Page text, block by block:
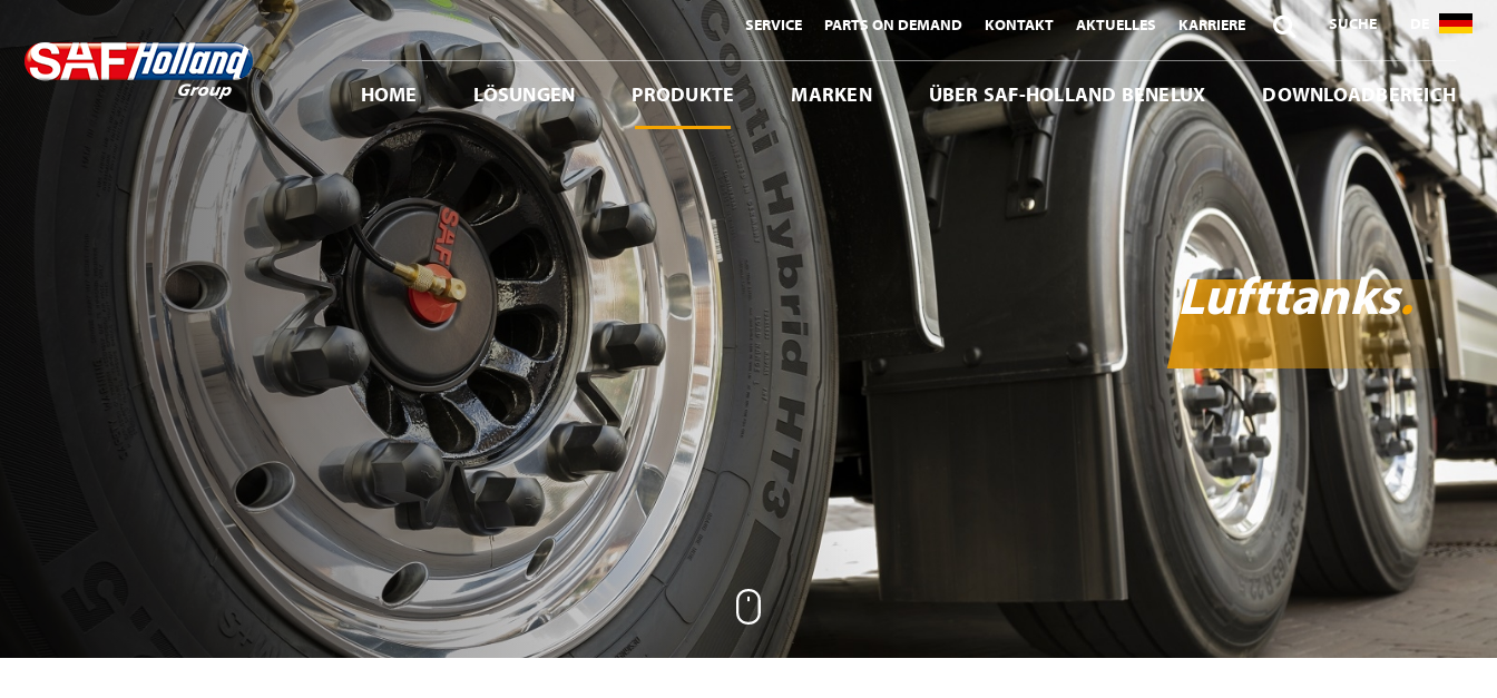
SERVICE PARTS ON DEMAND KONTAKT AKTUELLES KARRIERE  SUCHE
HOME LÖSUNGEN PRODUKTE MARKEN ÜBER SAF-HOLLAND BENELUX DOWNLOADBEREICH
Lufttanks.